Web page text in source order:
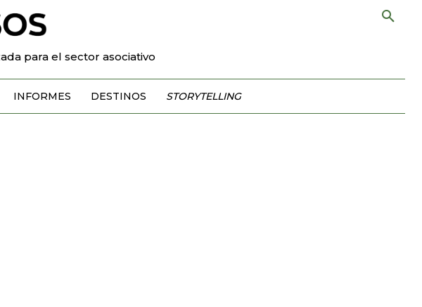
para el sector asociativo
INFORMES DESTINOS STORYTELLING